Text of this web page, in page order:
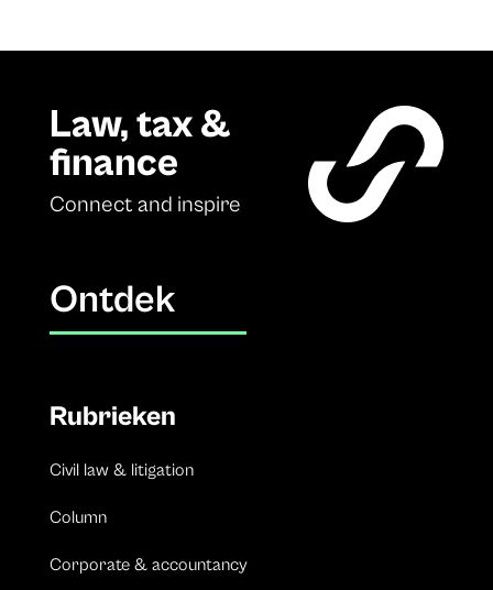
Law, tax &
finance
Connect and inspire
Ontdek
Rubrieken
Civil law & litigation
Column
Corporate & accountancy